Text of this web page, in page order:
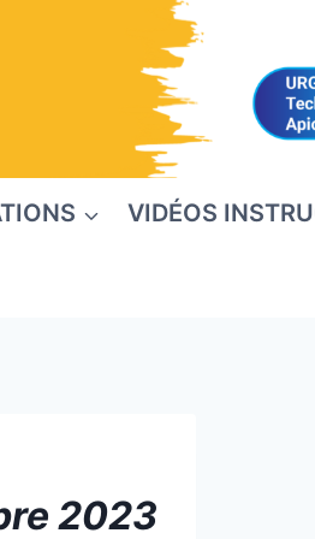
VIDÉOS
2023